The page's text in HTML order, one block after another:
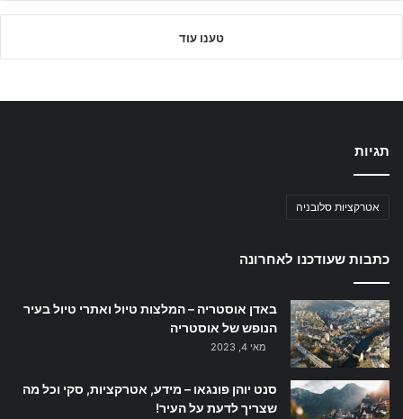
טענו עוד
תגיות
אטרקציות סלובניה
כתבות שעודכנו לאחרונה
באדן אוסטריה – המלצות טיול ואתרי טיול בעיר
הנופש של אוסטריה
מאי 4, 2023
סנט יוהן פונגאו – מידע, אטרקציות, סקי וכל מה
שצריך לדעת על העיר!